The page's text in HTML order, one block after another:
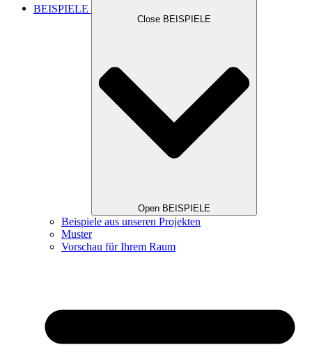
BEISPIELE
Close BEISPIELE
Open BEISPIELE
Beispiele aus unseren Projekten
Muster
Vorschau für Ihrem Raum